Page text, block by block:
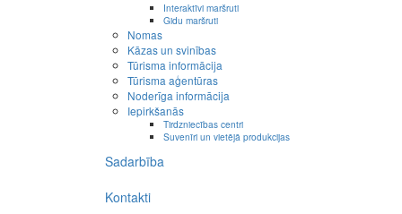
Interaktīvi maršruti
Gidu maršruti
Nomas
Kāzas un svinības
Tūrisma informācija
Tūrisma aģentūras
Noderīga informācija
Iepirkšanās
Tirdzniecības centri
Suvenīri un vietējā produkcijas
Sadarbība
Kontakti